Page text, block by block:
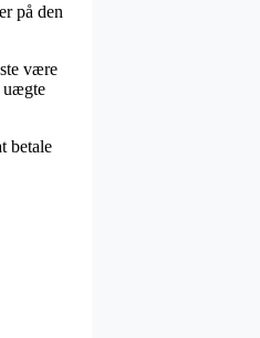
på den
være
uægte
betale